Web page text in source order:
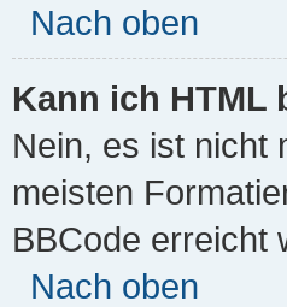
Nach oben
Kann ich HTML
Nein, es ist nicht
meisten
BBCode erreicht
Nach oben